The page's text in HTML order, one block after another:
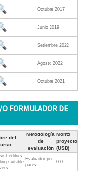
Octubre 2017
Junio 2019
Setiembre 2022
Agosto 2022
Octubre 2021
FORMULADOR DE
del
Metodología
de
evaluación
Monto
proyecto
(USD)
editors
suitable
Evaluador por
pares
0.0